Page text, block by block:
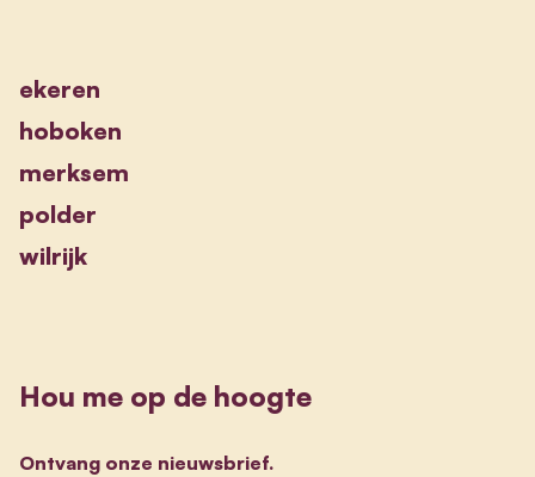
ekeren
hoboken
merksem
polder
wilrijk
Hou me op de hoogte
Ontvang onze nieuwsbrief.